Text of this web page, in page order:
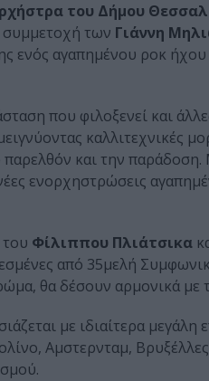
του Δήμου
συμμετοχή των Γιάννη
ενός αγαπημένου ροκ
που φιλοξενεί και
καλλιτεχνικές
και την
ενορχηστρώσεις
Φίλιππου Πλιάτσικα
από 35μελή
θα δέσουν αρμονικά με
με ιδιαίτερα
Αμστερνταμ,